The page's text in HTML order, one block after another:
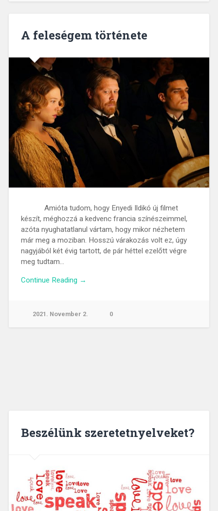
A feleségem története
Amióta tudom, hogy Enyedi Ildikó új filmet
készít, méghozzá a kedvenc francia színészeimmel,
azóta nyughatatlanul vártam, hogy mikor nézhetem
már meg a moziban. Hosszú várakozás volt ez, úgy
nagyjából két évig tartott, de pár héttel ezelőtt végre
meg tudtam…
Continue Reading →
2021. November 2. 0
Beszélünk szeretetnyelveket?